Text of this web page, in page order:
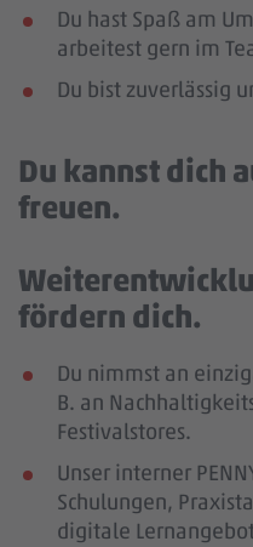
Du hast Spaß am
arbeitest gern im
Du bist zuverlässig
Du kannst dich
freuen.
fördern dich.
Du nimmst an
B. an
Festivalstores.
Unser interner
Schulungen,
digitale